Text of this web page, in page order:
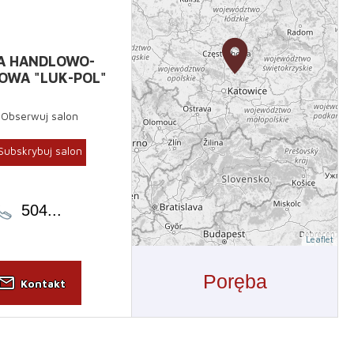
HANDLOWO-
"LUK-POL"
Obserwuj salon
salon
504...
Kontakt
Leaflet
Poręba